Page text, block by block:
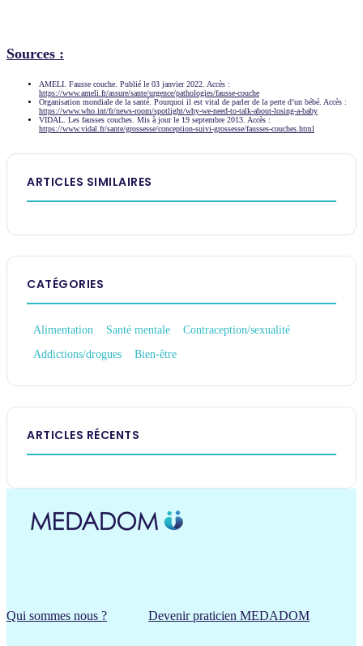
Sources :
AMELI. Fausse couche. Publié le 03 janvier 2022. Accès :
https://www.ameli.fr/assure/sante/urgence/pathologies/fausse-couche
Organisation mondiale de la santé. Pourquoi il est vital de parler de la perte d’un bébé. Accès :
https://www.who.int/fr/news-room/spotlight/why-we-need-to-talk-about-losing-a-baby
VIDAL. Les fausses couches. Mis à jour le 19 septembre 2013. Accès :
https://www.vidal.fr/sante/grossesse/conception-suivi-grossesse/fausses-couches.html
ARTICLES SIMILAIRES
CATÉGORIES
Alimentation Santé mentale
Contraception/sexualité
Addictions/drogues
Bien-être
ARTICLES RÉCENTS
Qui sommes nous ? Devenir praticien MEDADOM